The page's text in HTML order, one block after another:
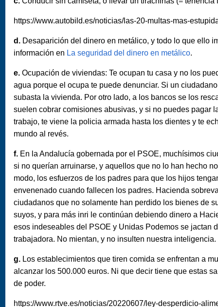
https://www.autobild.es/noticias/las-20-multas-mas-
d. Desaparición del dinero en metálico, y todo lo que ello
información en La seguridad del dinero en metálico.
e. Ocupación de viviendas: Te ocupan tu casa y no los
agua porque el ocupa te puede denunciar. Si un
subasta la vivienda. Por otro lado, a los bancos se los
suelen cobrar comisiones abusivas, y si no puedes pagar
trabajo, te viene la policia armada hasta los dientes y te
mundo al revés.
f. En la Andalucía gobernada por el PSOE, muchísimos
si no querían arruinarse, y aquellos que no lo han hecho
modo, los esfuerzos de los padres para que los hijos
envenenado cuando fallecen los padres. Hacienda
ciudadanos que no solamente han perdido los bienes de
suyos, y para más inri le continúan debiendo dinero a
esos indeseables del PSOE y Unidas Podemos se jactan
trabajadora. No mientan, y no insulten nuestra inteligencia.
g. Los establecimientos que tiren comida se enfrentan a
alcanzar los 500.000 euros. Ni que decir tiene que estas
de poder.
https://www.rtve.es/noticias/20220607/ley-desperdicio-